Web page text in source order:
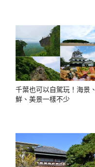
千葉也可以自駕玩！海景
鮮、美景一樣不少